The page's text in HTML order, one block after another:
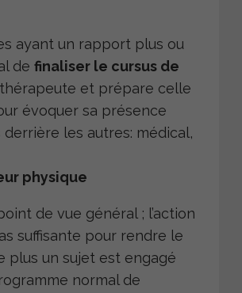
ayant un rapport plus ou
de finaliser le cursus de
et prépare celle
évoquer sa présence
les autres: médical,
physique
de vue général ; l’action
suffisante pour rendre le
plus un sujet est engagé
normal de